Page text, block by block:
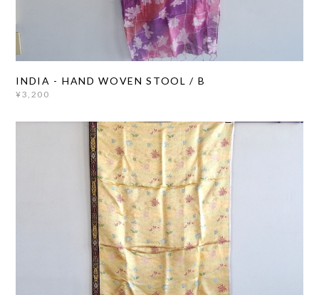
INDIA - HAND WOVEN STOOL / B
¥3,200